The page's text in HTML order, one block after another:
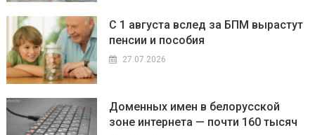
С 1 августа вслед за БПМ вырастут
пенсии и пособия
27.07.2026
Доменных имен в белорусской
зоне интернета — почти 160 тысяч